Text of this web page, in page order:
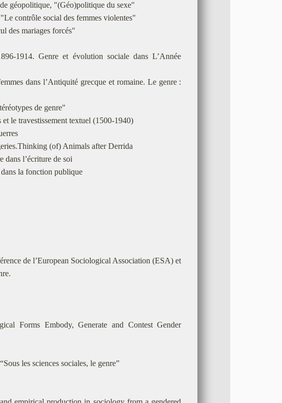
géopolitique, "(Géo)politique du sexe"
contrôle social des femmes violentes"
des mariages forcés"
1914. Genre et évolution sociale dans L’Année
dans l’Antiquité grecque et romaine. Le genre :
de genre"
le travestissement textuel (1500-1940)
(of) Animals after Derrida
l’écriture de soi
la fonction publique
de l’European Sociological Association (ESA) et
Forms Embody, Generate and Contest Gender
les sciences sociales, le genre”